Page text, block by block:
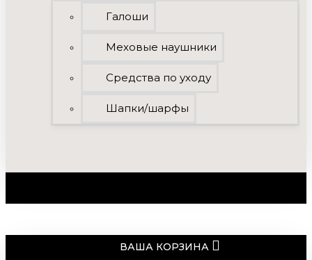
Галоши
Меховые наушники
Средства по уходу
Шапки/шарфы
ВАША КОРЗИНА